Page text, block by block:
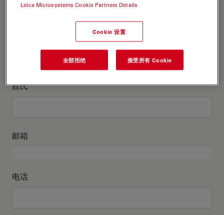
姓氏
邮箱
电话
Leica Microsystems Cookie Partners Details
Cookie 设置
全部拒绝 接受所有 Cookie